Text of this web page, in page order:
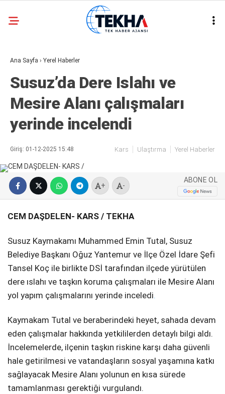
WhatsApp İhbar
Hattı
Facebook
28.5
ASAYIŞ
GÜNDEM
GENEL
POLITIKA
SIYASET
SPOR
SERVISLER
Ana Sayfa › Yerel Haberler
Susuz’da Dere Islahı ve
Mesire Alanı çalışmaları
yerinde incelendi
Giriş: 01-12-2025 15:48 Kars Ulaştırma Yerel Haberler
+ -
ABONE OL
CEM DAŞDELEN- KARS / TEKHA
Susuz Kaymakamı Muhammed Emin Tutal, Susuz
Belediye Başkanı Oğuz Yantemur ve İlçe Özel İdare Şefi
Tansel Koç ile birlikte DSİ tarafından ilçede yürütülen
dere ıslahı ve taşkın koruma çalışmaları ile Mesire Alanı
yol yapım çalışmalarını yerinde inceledi.
Kaymakam Tutal ve beraberindeki heyet, sahada devam
eden çalışmalar hakkında yetkililerden detaylı bilgi aldı.
İncelemelerde, ilçenin taşkın riskine karşı daha güvenli
hale getirilmesi ve vatandaşların sosyal yaşamına katkı
sağlayacak Mesire Alanı yolunun en kısa sürede
tamamlanması gerektiği vurgulandı.